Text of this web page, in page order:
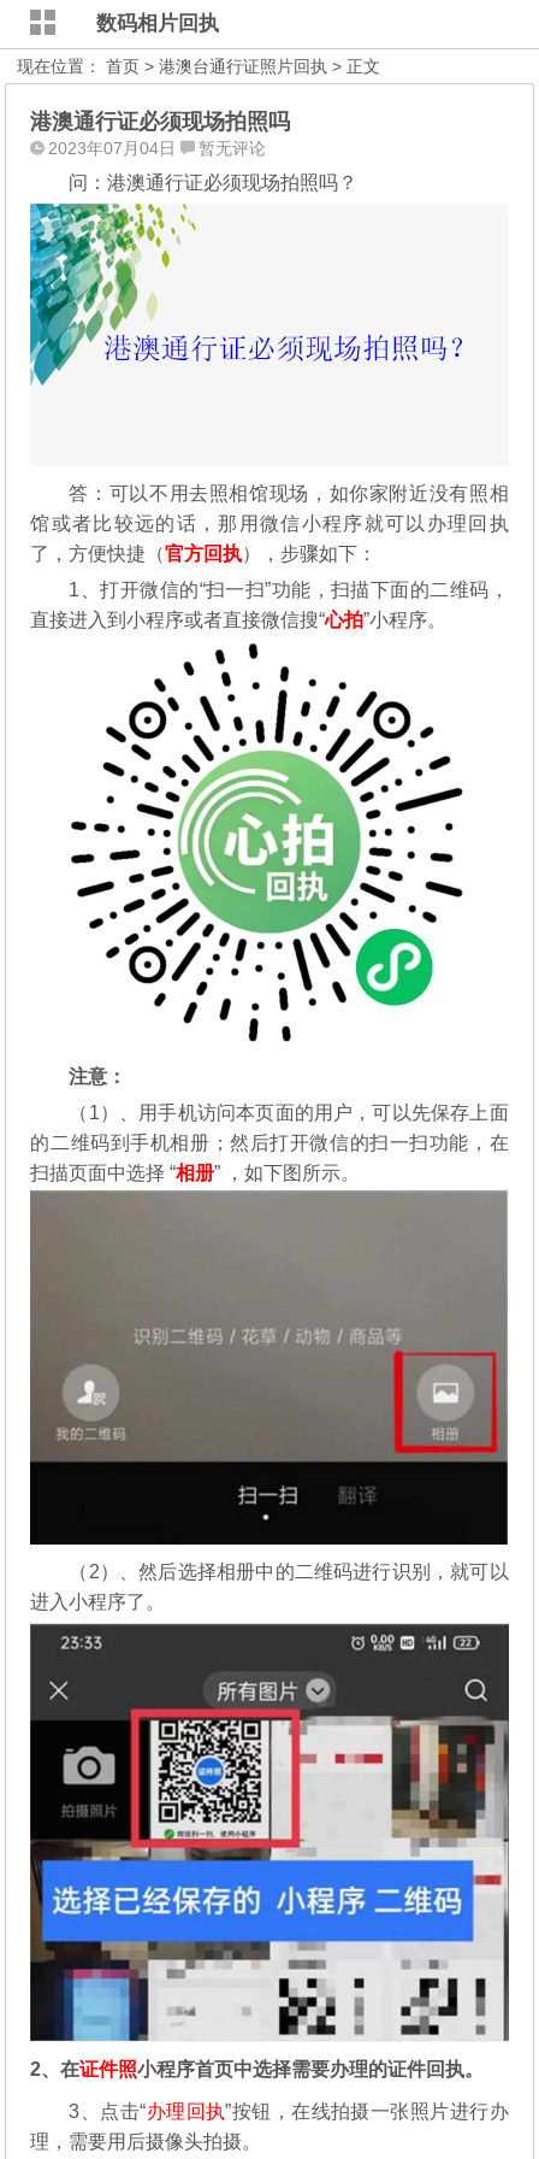
数码相片回执
现在位置：首页 >港澳台通行证照片回执 > 正文
港澳通行证必须现场拍照吗
2023年07月04日 暂无评论
问：港澳通行证必须现场拍照吗？
答：可以不用去照相馆现场，如你家附近没有照相
馆或者比较远的话，那用微信小程序就可以办理回执
了，方便快捷（官方回执），步骤如下：
1、打开微信的“扫一扫”功能，扫描下面的二维码，
直接进入到小程序或者直接微信搜“心拍”小程序。
注意：
（1）、用手机访问本页面的用户，可以先保存上面
的二维码到手机相册；然后打开微信的扫一扫功能，在
扫描页面中选择 “相册” ，如下图所示。
（2）、然后选择相册中的二维码进行识别，就可以
进入小程序了。
2、在证件照小程序首页中选择需要办理的证件回执。
3、点击“办理回执”按钮，在线拍摄一张照片进行办
理，需要用后摄像头拍摄。